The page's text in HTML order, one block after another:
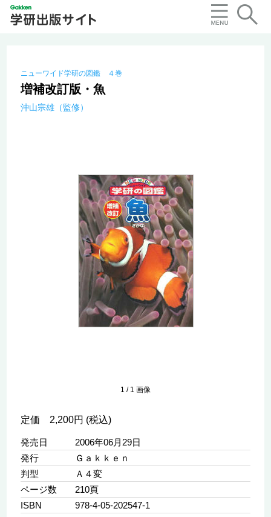
ニューワイド学研の図鑑 ４巻
増補改訂版・魚
沖山宗雄（監修）
1 / 1 画像
定価 2,200円 (税込)
発売日
2006年06月29日
発行
Ｇａｋｋｅｎ
判型
Ａ４変
ページ数
210頁
ISBN
978-4-05-202547-1